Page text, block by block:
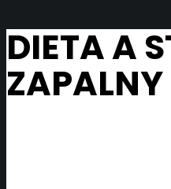
DIETA A
ZAPALNY